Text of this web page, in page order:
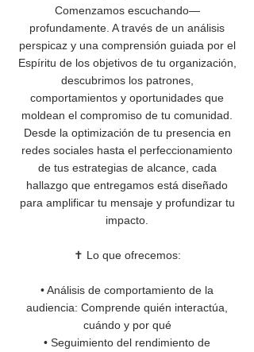
Comenzamos escuchando—
profundamente. A través de un análisis
perspicaz y una comprensión guiada por el
Espíritu de los objetivos de tu organización,
descubrimos los patrones,
comportamientos y oportunidades que
moldean el compromiso de tu comunidad.
Desde la optimización de tu presencia en
redes sociales hasta el perfeccionamiento
de tus estrategias de alcance, cada
hallazgo que entregamos está diseñado
para amplificar tu mensaje y profundizar tu
impacto.
✝️ Lo que ofrecemos:
• Análisis de comportamiento de la
audiencia: Comprende quién interactúa,
cuándo y por qué
• Seguimiento del rendimiento de